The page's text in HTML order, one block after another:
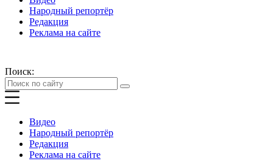
Народный репортёр
Редакция
Реклама на сайте
Поиск:
Видео
Народный репортёр
Редакция
Реклама на сайте